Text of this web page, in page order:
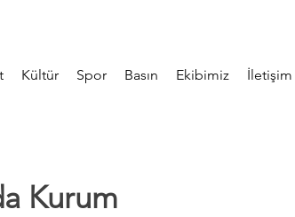
Kültür Spor Basın Ekibimiz İletişim
Kurum